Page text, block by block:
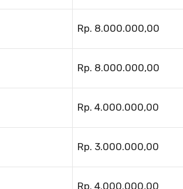
Rp. 8.000.000,00
Rp. 8.000.000,00
Rp. 4.000.000,00
Rp. 3.000.000,00
Rp. 4.000.000,00